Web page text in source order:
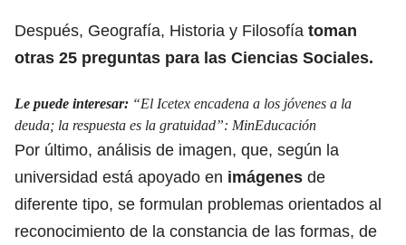
Después, Geografía, Historia y Filosofía toman
otras 25 preguntas para las Ciencias Sociales.
Le puede interesar: “El Icetex encadena a los jóvenes a la
deuda; la respuesta es la gratuidad”: MinEducación
Por último, análisis de imagen, que, según la
universidad está apoyado en imágenes de
diferente tipo, se formulan problemas orientados al
reconocimiento de la constancia de las formas, de